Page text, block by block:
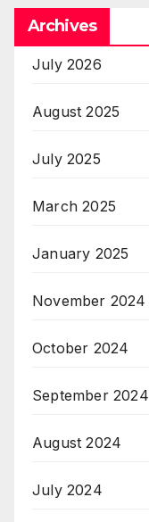
Archives
July 2026
August 2025
July 2025
March 2025
January 2025
November 2024
October 2024
September 2024
August 2024
July 2024